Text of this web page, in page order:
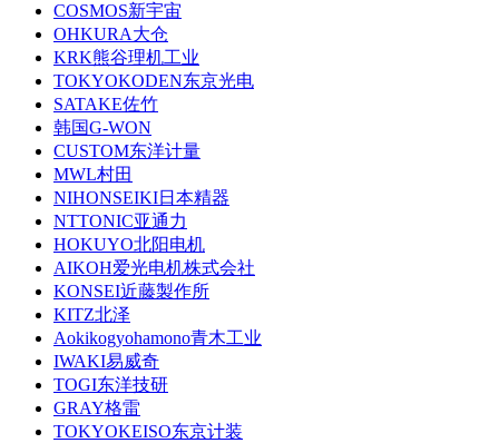
COSMOS新宇宙
OHKURA大仓
KRK熊谷理机工业
TOKYOKODEN东京光电
SATAKE佐竹
韩国G-WON
CUSTOM东洋计量
MWL村田
NIHONSEIKI日本精器
NTTONIC亚通力
HOKUYO北阳电机
AIKOH爱光电机株式会社
KONSEI近藤製作所
KITZ北泽
Aokikogyohamono青木工业
IWAKI易威奇
TOGI东洋技研
GRAY格雷
TOKYOKEISO东京计装